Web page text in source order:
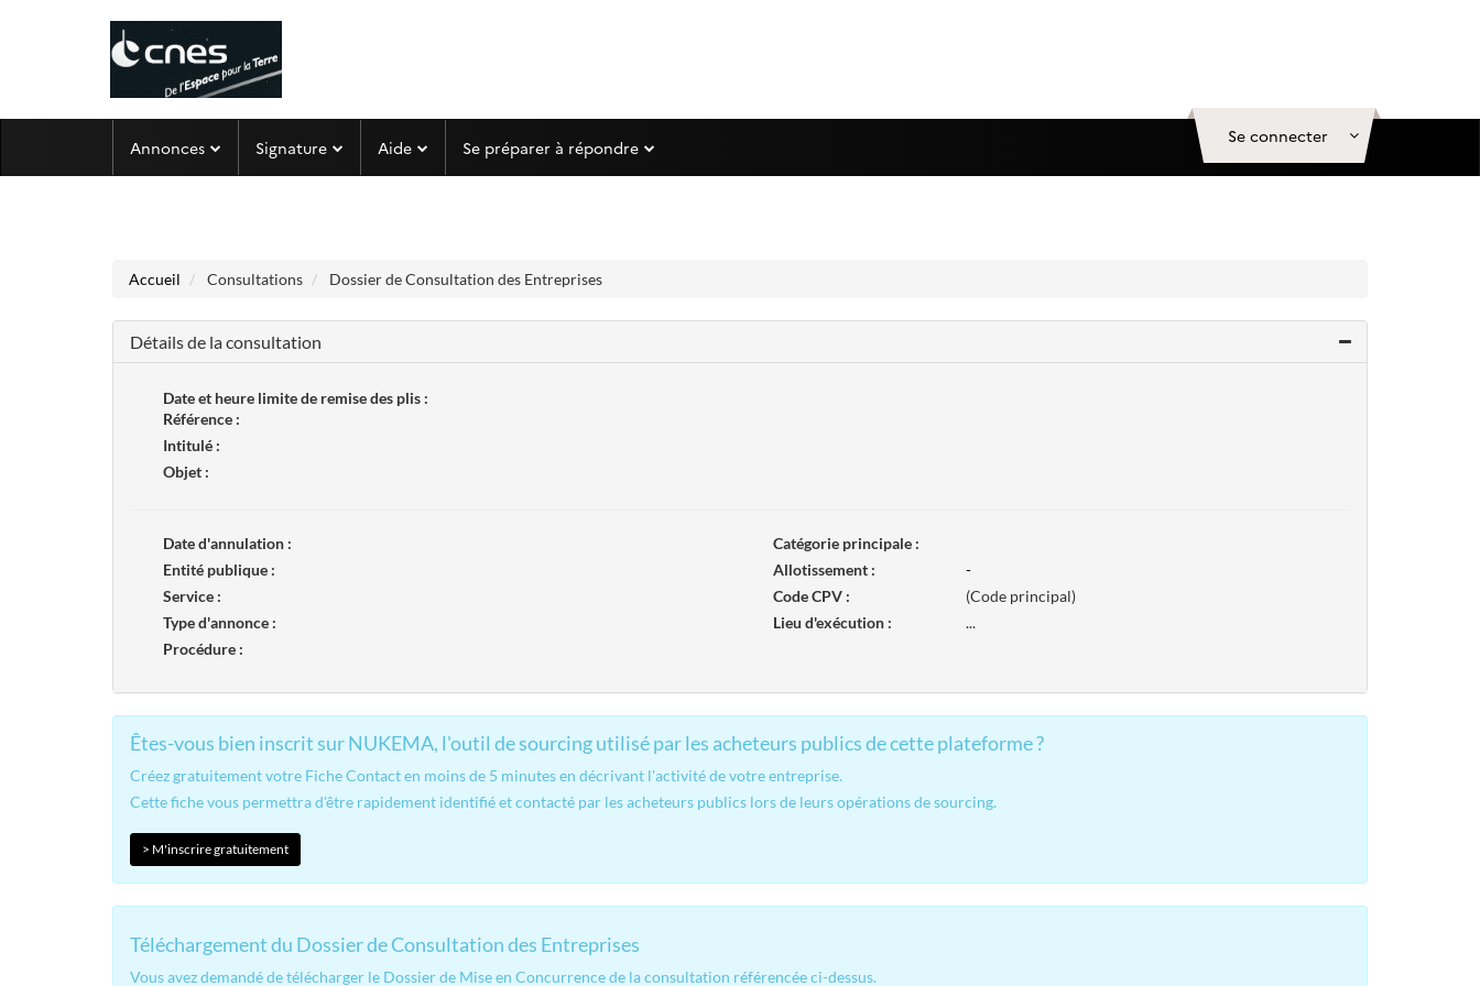
Se connecter
Annonces Signature Aide Se préparer à répondre
Accueil Consultations Dossier de Consultation des Entreprises
Détails de la consultation
Date et heure limite de remise des plis :
Référence :
Intitulé :
Objet :
Date d'annulation :
Entité publique :
Service :
Type d'annonce :
Procédure :
Catégorie principale :
Allotissement :
-
Code CPV :
(Code principal)
Lieu d'exécution :
...
Êtes-vous bien inscrit sur NUKEMA, l'outil de sourcing utilisé par les acheteurs publics de cette plateforme ?
Créez gratuitement votre Fiche Contact en moins de 5 minutes en décrivant l'activité de votre entreprise.
Cette fiche vous permettra d'être rapidement identifié et contacté par les acheteurs publics lors de leurs opérations de sourcing.
> M'inscrire gratuitement
Téléchargement du Dossier de Consultation des Entreprises
Vous avez demandé de télécharger le Dossier de Mise en Concurrence de la consultation référencée ci-dessus.